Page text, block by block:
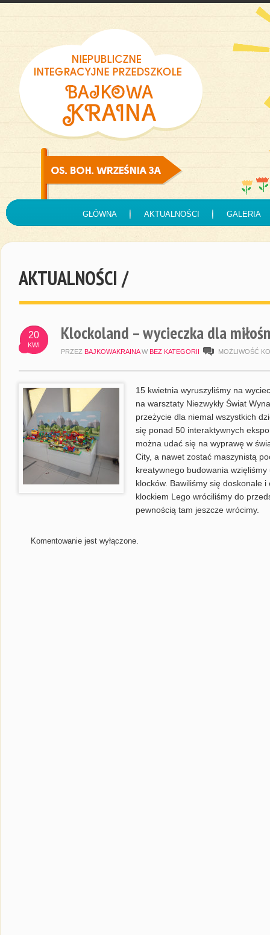
GŁÓWNA AKTUALNOŚCI GALERIA
AKTUALNOŚCI /
20
KWI
Klockoland – wycieczka dla
PRZEZ BAJKOWAKRAINA W BEZ KATEGORII MOŻLIWOŚĆ
15 kwietnia wyruszyliśmy na
na warsztaty Niezwykły Świat
przeżycie dla niemal wszystkich
się ponad 50 interaktywnych
można udać się na wyprawę w
City, a nawet zostać maszynistą
kreatywnego budowania
klocków. Bawiliśmy się doskonale
klockiem Lego wróciliśmy do
pewnością tam jeszcze wrócimy.
Komentowanie jest wyłączone.